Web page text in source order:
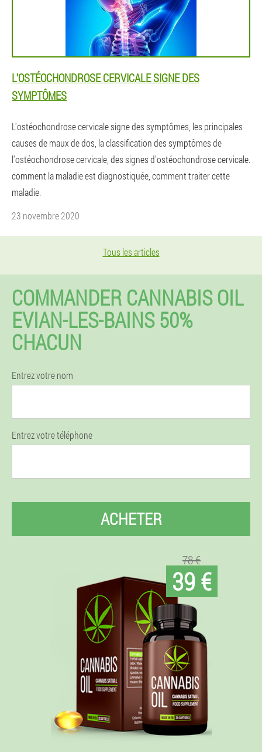
L'OSTÉOCHONDROSE CERVICALE SIGNE DES
SYMPTÔMES
L'ostéochondrose cervicale signe des symptômes, les principales
causes de maux de dos, la classification des symptômes de
l'ostéochondrose cervicale, des signes d'ostéochondrose cervicale.
comment la maladie est diagnostiquée, comment traiter cette
maladie.
23 novembre 2020
Tous les articles
COMMANDER CANNABIS OIL
EVIAN-LES-BAINS 50%
CHACUN
Entrez votre nom
Entrez votre téléphone
ACHETER
78 €
39 €